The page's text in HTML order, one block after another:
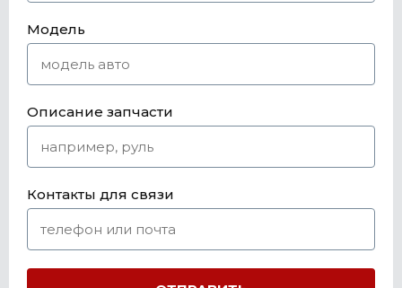
Модель
Описание запчасти
Контакты для связи